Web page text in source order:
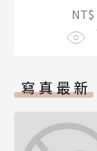
NT$
寫真最新